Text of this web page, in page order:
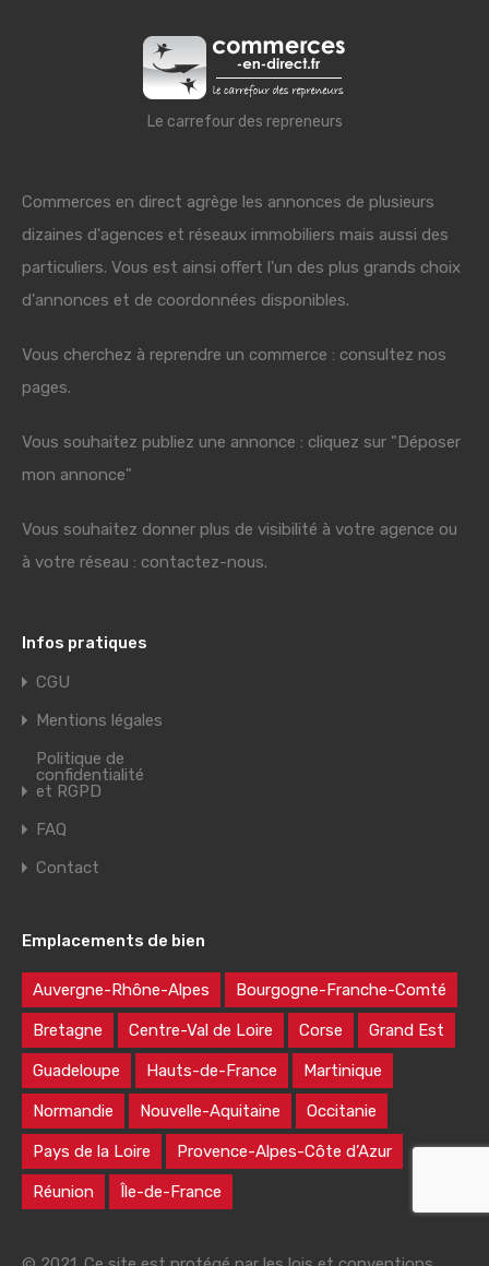
Le carrefour des repreneurs
Commerces en direct agrège les annonces de plusieurs
dizaines d'agences et réseaux immobiliers mais aussi des
particuliers. Vous est ainsi offert l'un des plus grands choix
d'annonces et de coordonnées disponibles.
Vous cherchez à reprendre un commerce : consultez nos
pages.
Vous souhaitez publiez une annonce : cliquez sur "Déposer
mon annonce"
Vous souhaitez donner plus de visibilité à votre agence ou
à votre réseau : contactez-nous.
Infos pratiques
CGU
Mentions légales
Politique de
confidentialité
et RGPD
FAQ
Contact
Emplacements de bien
Auvergne-Rhône-Alpes Bourgogne-Franche-Comté
Bretagne Centre-Val de Loire Corse Grand Est
Guadeloupe Hauts-de-France Martinique
Normandie Nouvelle-Aquitaine Occitanie
Pays de la Loire Provence-Alpes-Côte d’Azur
Réunion Île-de-France